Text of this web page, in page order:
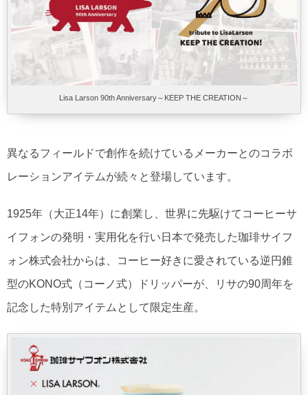
Lisa Larson 90th Anniversary～KEEP THE CREATION～
異なるフィールドで創作を続けているメーカーとのコラボ
レーションアイテムが続々と登場しています。
1925年（大正14年）に創業し、世界に先駆けてコーヒーサ
イフォンの発明・実用化を行い日本で発売した珈琲サイフ
ォン株式会社からは、コーヒー好きに愛されている逆円錐
型のKONO式（コーノ式）ドリッパーが、リサの90周年を
記念した特別アイテムとして限定生産。